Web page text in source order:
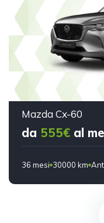
Mazda Cx-60
da 555€ al
36 mesi 30000 km